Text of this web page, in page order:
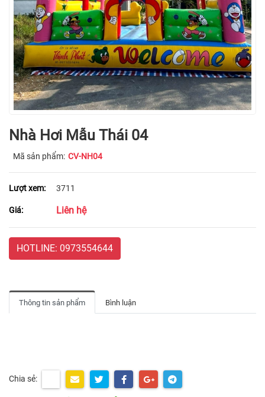
Nhà Hơi Mẫu Thái 04
Mã sản phẩm: CV-NH04
Lượt xem: 3711
Giá: Liên hệ
HOTLINE: 0973554644
Thông tin sản phẩm Bình luận
Chia sẻ: